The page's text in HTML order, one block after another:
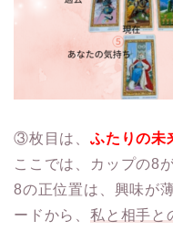
③枚目は、 ふたりの未
ここでは、カップの8
8の正位置は、興味が
ードから、 私と相手と